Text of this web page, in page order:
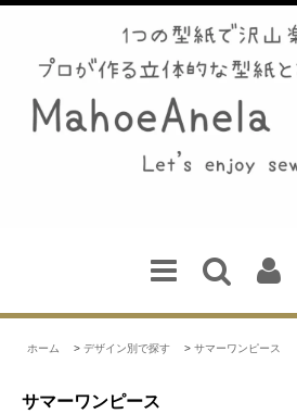
ホーム > デザイン別で探す > サマーワンピース
サマーワンピース